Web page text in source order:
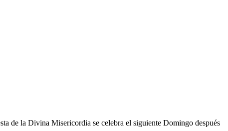
de la Divina Misericordia se celebra el siguiente Domingo después